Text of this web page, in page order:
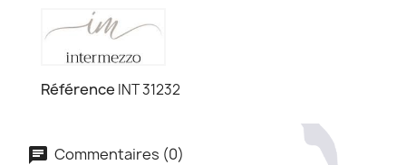
Référence INT 31232
Commentaires (0)